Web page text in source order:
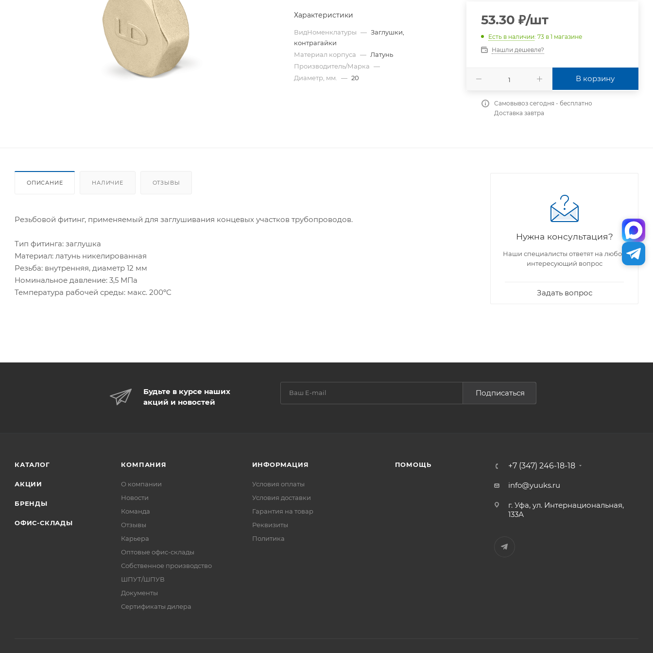
Характеристики
ВидНоменклатуры — Заглушки,
контрагайки
Материал корпуса — Латунь
Производитель/Марка —
Диаметр, мм.
— 20
53.30 ₽/шт
Есть в наличии: 73 в 1 магазине
Нашли дешевле?
В корзину
Самовывоз сегодня - бесплатно
Доставка завтра
ОПИСАНИЕ НАЛИЧИЕ ОТЗЫВЫ
Резьбовой фитинг, применяемый для заглушивания концевых участков трубопроводов.
Тип фитинга: заглушка
Материал: латунь никелированная
Резьба: внутренняя, диаметр 12 мм
Номинальное давление: 3,5 МПа
Температура рабочей среды: макс. 200ºС
Нужна консультация?
Наши специалисты ответят на любой
интересующий вопрос
Задать вопрос
Будьте в курсе наших
акций и новостей
Подписаться
КАТАЛОГ
АКЦИИ
БРЕНДЫ
ОФИС-СКЛАДЫ
КОМПАНИЯ
О компании
Новости
Команда
Отзывы
Карьера
Оптовые офис-склады
Собственное производство
ШПУТ/ШПУВ
Документы
Сертификаты дилера
ИНФОРМАЦИЯ
Условия оплаты
Условия доставки
Гарантия на товар
Реквизиты
Политика
ПОМОЩЬ +7 (347) 246-18-18
info@yuuks.ru
г. Уфа, ул. Интернациональная,
133А